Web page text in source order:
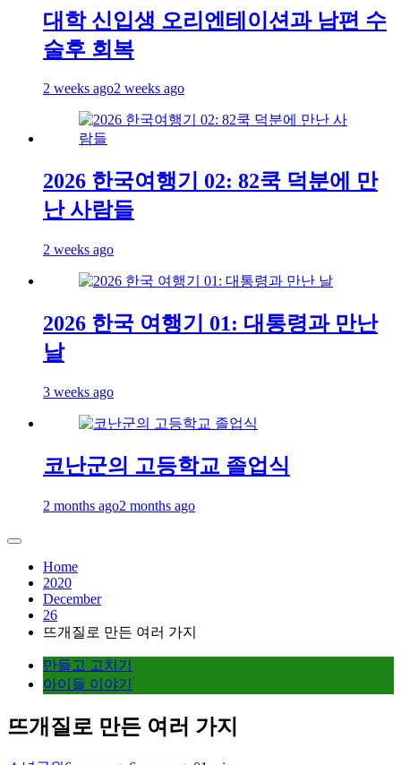
대학 신입생 오리엔테이션과 남편 수
술후 회복
2 weeks ago2 weeks ago
2026 한국여행기 02: 82쿡 덕분에 만
난 사람들
2 weeks ago
2026 한국 여행기 01: 대통령과 만난
날
3 weeks ago
코난군의 고등학교 졸업식
2 months ago2 months ago
Home
2020
December
26
뜨개질로 만든 여러 가지
만들고 고치기
아이들 이야기
뜨개질로 만든 여러 가지